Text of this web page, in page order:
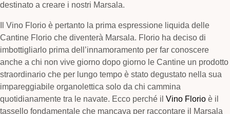
destinato a creare i nostri Marsala.
Il Vino Florio è pertanto la prima espressione liquida delle
Cantine Florio che diventerà Marsala. Florio ha deciso di
imbottigliarlo prima dell’innamoramento per far conoscere
anche a chi non vive giorno dopo giorno le Cantine un prodotto
straordinario che per lungo tempo è stato degustato nella sua
impareggiabile organolettica solo da chi cammina
quotidianamente tra le navate. Ecco perché il Vino Florio è il
tassello fondamentale che mancava per raccontare il Marsala